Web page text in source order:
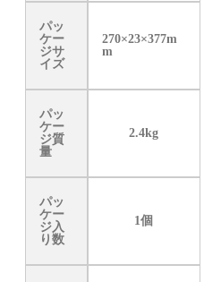
パッ
ケー
ジサ
イズ
270×23×377m
m
パッ
ケー
ジ質
量
2.4kg
パッ
ケー
ジ入
り数
1個